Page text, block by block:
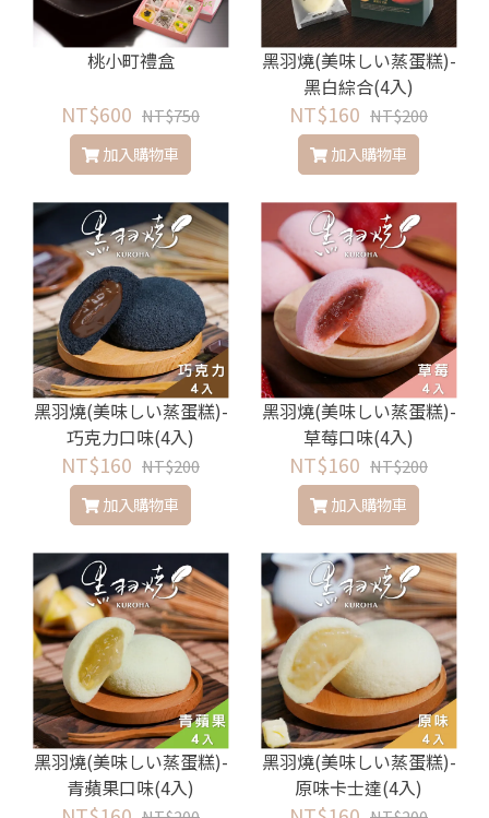
桃小町禮盒
NT$600 NT$750
加入購物車
黑羽燒(美味しい蒸蛋糕)-
黑白綜合(4入)
NT$160 NT$200
加入購物車
黑羽燒(美味しい蒸蛋糕)-
巧克力口味(4入)
NT$160 NT$200
加入購物車
黑羽燒(美味しい蒸蛋糕)-
草莓口味(4入)
NT$160 NT$200
加入購物車
黑羽燒(美味しい蒸蛋糕)-
青蘋果口味(4入)
黑羽燒(美味しい蒸蛋糕)-
原味卡士達(4入)